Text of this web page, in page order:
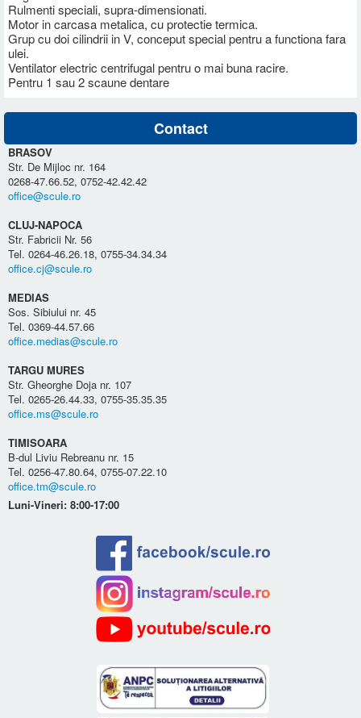
Rulmenti speciali, supra-dimensionati.
Motor in carcasa metalica, cu protectie termica.
Grup cu doi cilindrii in V, conceput special pentru a functiona fara
ulei.
Ventilator electric centrifugal pentru o mai buna racire.
Pentru 1 sau 2 scaune dentare
Contact
BRASOV
Str. De Mijloc nr. 164
0268-47.66.52, 0752-42.42.42
office@scule.ro
CLUJ-NAPOCA
Str. Fabricii Nr. 56
Tel. 0264-46.26.18, 0755-34.34.34
office.cj@scule.ro
MEDIAS
Sos. Sibiului nr. 45
Tel. 0369-44.57.66
office.medias@scule.ro
TARGU MURES
Str. Gheorghe Doja nr. 107
Tel. 0265-26.44.33, 0755-35.35.35
office.ms@scule.ro
TIMISOARA
B-dul Liviu Rebreanu nr. 15
Tel. 0256-47.80.64, 0755-07.22.10
office.tm@scule.ro
Luni-Vineri: 8:00-17:00